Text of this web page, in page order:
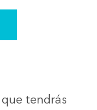
tendrás